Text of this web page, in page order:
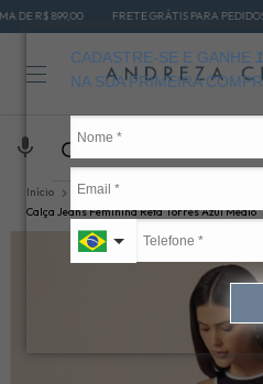
CADASTRE-SE E GANHE
NA SUA PRIMEIRA
FRETE GRÁTIS PARA PEDIDOS ACIMA DE
Início CALÇAS JEANS
Calça Jeans Feminina Reta Torres Azul Médio